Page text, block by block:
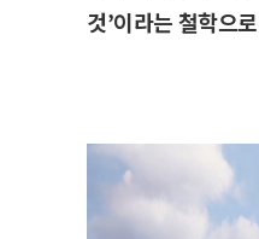
것’이라는 철학으